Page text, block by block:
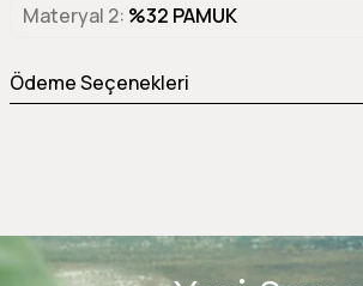
Materyal 2 %32 PAMUK
Ödeme Seçenekleri